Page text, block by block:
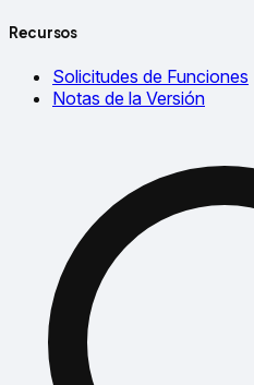
Recursos
Solicitudes de Funciones
Notas de la Versión